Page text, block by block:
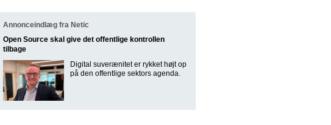
Annonceindlæg fra Netic
Open Source skal give det offentlige kontrollen
tilbage
Digital suverænitet er rykket højt op
på den offentlige sektors agenda.